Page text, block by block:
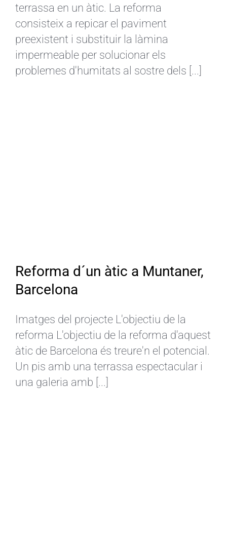
terrassa en un àtic. La reforma
consisteix a repicar el paviment
preexistent i substituir la làmina
impermeable per solucionar els
problemes d'humitats al sostre dels [...]
Reforma d´un àtic a Muntaner,
Barcelona
Imatges del projecte L'objectiu de la
reforma L'objectiu de la reforma d'aquest
àtic de Barcelona és treure'n el potencial.
Un pis amb una terrassa espectacular i
una galeria amb [...]